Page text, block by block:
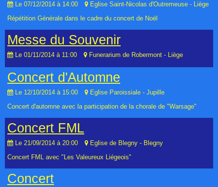
Le 07/12/2014 à 14:00
Eglise Saint-Nicolas d'Outremeuse - Liège
Répétition Générale dans le cadre du concert de Noël
Messe du Souvenir
Le 01/11/2014 à 11:00 Funerarium de Robermont - Liège
Concert d'Automne
Le 12/10/2014 à 15:00
Eglise Paroissiale - Jupille
Concert d'automne avec la participation de la chorale de "Warsage"
Concert FML
Le 21/09/2014 à 20:00
Eglise de Blegny - Blegny
Concert FML avec "Les Valeureux Liégeois"
Concert